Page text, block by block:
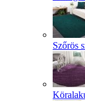
Szőrös